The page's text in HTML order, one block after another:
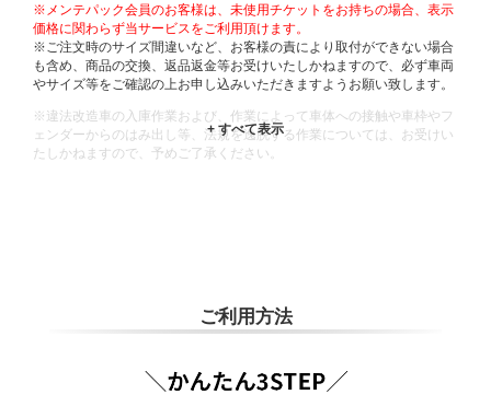
※メンテパック会員のお客様は、未使用チケットをお持ちの場合、表示
価格に関わらず当サービスをご利用頂けます。
※ご注文時のサイズ間違いなど、お客様の責により取付ができない場合
も含め、商品の交換、返品返金等お受けいたしかねますので、必ず車両
やサイズ等をご確認の上お申し込みいただきますようお願い致します。
※違法改造車の入庫作業および、作業によって車体への接触や車枠やフ
ェンダーからのはみ出し等、法規を逸脱する作業については、お受けい
たしかねますので、予めご了承ください。
ご利用方法